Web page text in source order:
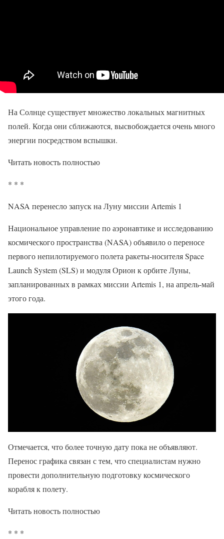
На Солнце существует множество локальных магнитных
полей. Когда они сближаются, высвобождается очень много
энергии посредством вспышки.
Читать новость полностью
* * *
NASA перенесло запуск на Луну миссии Artemis 1
Национальное управление по аэронавтике и исследованию
космического пространства (NASA) объявило о переносе
первого непилотируемого полета ракеты-носителя Space
Launch System (SLS) и модуля Орион к орбите Луны,
запланированных в рамках миссии Artemis 1, на апрель-май
этого года.
Отмечается, что более точную дату пока не объявляют.
Перенос графика связан с тем, что специалистам нужно
провести дополнительную подготовку космического
корабля к полету.
Читать новость полностью
* * *